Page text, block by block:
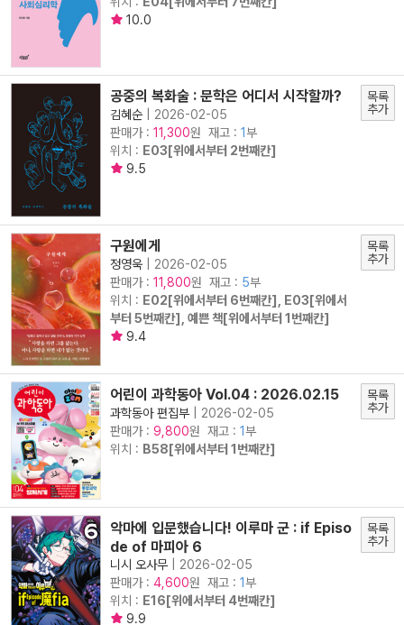
10.0
공중의 복화술 : 문학은 어디서 시작할까?
김혜순
2026-02-05
판매가 : 11,300원 재고 : 1부
위치 : E03[위에서부터 2번째칸]
9.5
목록
추가
구원에게
정영욱
2026-02-05
판매가 : 11,800원 재고 : 5부
위치 : E02[위에서부터 6번째칸], E03[위에서
부터 5번째칸], 예쁜 책[위에서부터 1번째칸]
9.4
목록
추가
어린이 과학동아 Vol.04 : 2026.02.15
과학동아 편집부| 2026-02-05
판매가 : 9,800원 재고 : 1부
위치 : B58[위에서부터 1번째칸]
목록
추가
악마에 입문했습니다! 이루마 군 : if Episo
de of 마피아 6
니시 오사무| 2026-02-05
판매가 : 4,600원 재고 : 1부
위치 : E16[위에서부터 4번째칸]
9.9
목록
추가